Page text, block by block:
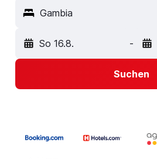
Gambia
So 16.8. -
Suchen